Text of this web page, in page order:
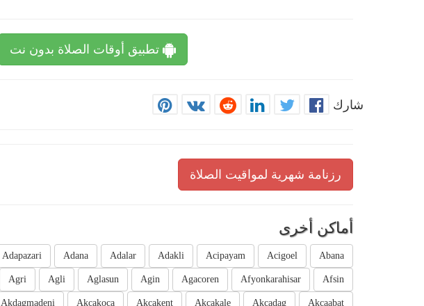
تطبيق أوقات الصلاة بدون نت
شارك
رزنامة شهرية لمواقيت الصلاة
أماكن أخرى
Abana
Acigoel
Acipayam
Adakli
Adalar
Adana
Adapazari
Afsin
Afyonkarahisar
Agacoren
Agin
Aglasun
Agli
Agri
Akcaabat
Akcadag
Akcakale
Akcakent
Akcakoca
Akdagmadeni